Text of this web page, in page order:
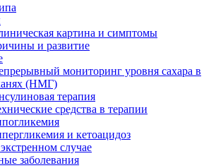
картина и симптомы
и развитие
мониторинг уровня сахара в
(НМГ)
терапия
средства в терапии
и кетоацидоз
случае
заболевания